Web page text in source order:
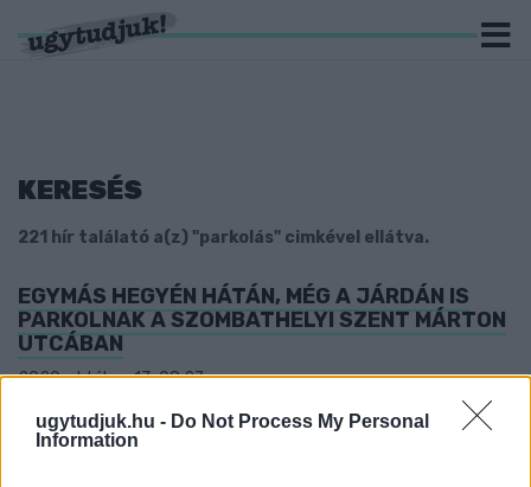
ugytudjuk.hu - Do Not Process My Personal
Information
KERESÉS
221 hír találató a(z) "parkolás" cimkével ellátva.
EGYMÁS HEGYÉN HÁTÁN, MÉG A JÁRDÁN IS
PARKOLNAK A SZOMBATHELYI SZENT MÁRTON
UTCÁBAN
2020. október. 13. 08:27
Pedig a pár méterrel odébb lévő vásárcsarnok parkolója szinte
kong az ürességtől.